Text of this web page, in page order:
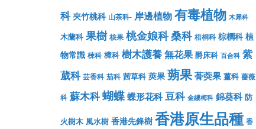
科 夾竹桃科 山茶科- 岸邊植物有毒植物 木犀科
木蘭科 果樹 核果 桃金娘科桑科 梧桐科 棕櫚科 植
物常識 楝科 樟科 樹木護養無花果 爵床科 百合科 紫
葳科 芸香科 茄科 茜草科 莢果 蒴果蓇葖果 薑科 薔薇
科 蘇木科蝴蝶蝶形花科豆科 金縷梅科 錦葵科 防
火樹木 風水樹 香港先鋒樹 香港原生品種 香